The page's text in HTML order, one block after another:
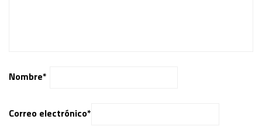
Nombre*
Correo electrónico*